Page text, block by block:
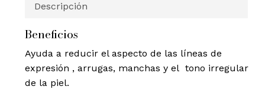
Descripción
Beneficios
Ayuda a reducir el aspecto de las líneas de
expresión , arrugas, manchas y el tono irregular
de la piel.